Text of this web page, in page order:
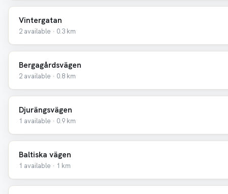
Vintergatan
2 available · 0.3 km
Bergagårdsvägen
2 available · 0.8 km
Djurängsvägen
1 available · 0.9 km
Baltiska vägen
1 available · 1 km